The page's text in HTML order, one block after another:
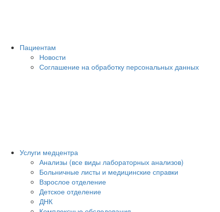
Пациентам
Новости
Соглашение на обработку персональных данных
Услуги медцентра
Анализы (все виды лабораторных анализов)
Больничные листы и медицинские справки
Взрослое отделение
Детское отделение
ДНК